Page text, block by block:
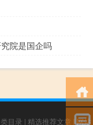
院是国企吗
目录 | 精选推荐文章 |网站